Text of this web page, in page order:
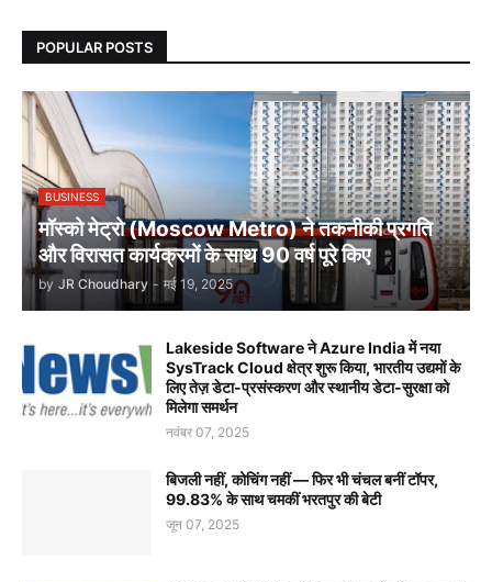
POPULAR POSTS
BUSINESS
मॉस्को मेट्रो (Moscow Metro) ने तकनीकी प्रगति
और विरासत कार्यक्रमों के साथ 90 वर्ष पूरे किए
by JR Choudhary - मई 19, 2025
Lakeside Software ने Azure India में नया
SysTrack Cloud क्षेत्र शुरू किया, भारतीय उद्यमों के
लिए तेज़ डेटा-प्रसंस्करण और स्थानीय डेटा-सुरक्षा को
मिलेगा समर्थन
नवंबर 07, 2025
बिजली नहीं, कोचिंग नहीं — फिर भी चंचल बनीं टॉपर,
99.83% के साथ चमकीं भरतपुर की बेटी
जून 07, 2025